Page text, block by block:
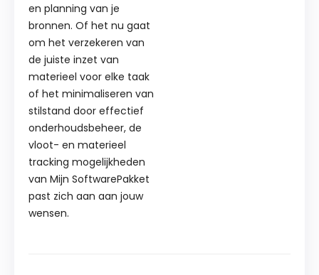
en planning van je
bronnen. Of het nu gaat
om het verzekeren van
de juiste inzet van
materieel voor elke taak
of het minimaliseren van
stilstand door effectief
onderhoudsbeheer, de
vloot- en materieel
tracking mogelijkheden
van Mijn SoftwarePakket
past zich aan aan jouw
wensen.